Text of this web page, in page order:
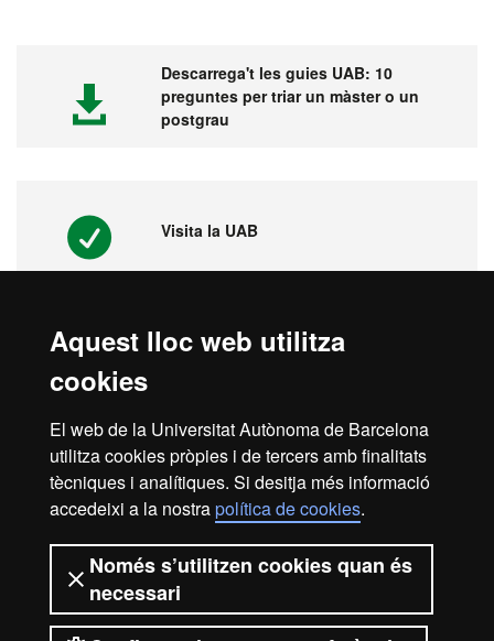
Aquest lloc web utilitza
cookies
El web de la Universitat Autònoma de Barcelona
utilitza cookies pròpies i de tercers amb finalitats
tècniques i analítiques. Si desitja més informació
accedeixi a la nostrapolítica de cookies.
Només s’utilitzen cookies quan és
necessari
Descarrega't les guies UAB: 10
preguntes per triar un màster o un
postgrau
Visita la UAB
Vídeos. Fira virtual de màsters,
1ª universitat a l'Estat espanyol i 149
del món